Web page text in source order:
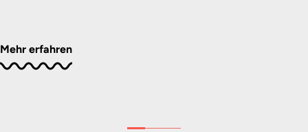
Mehr erfahren